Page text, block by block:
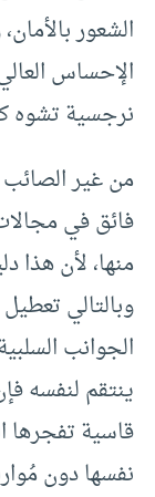
الشعور
الإحساس
نرجسية تشوه
من غير
فائق في
منها، لأن هذا
وبالتالي
الجوانب
ينتقم لنفسه
قاسية تفجرها
نفسها دون